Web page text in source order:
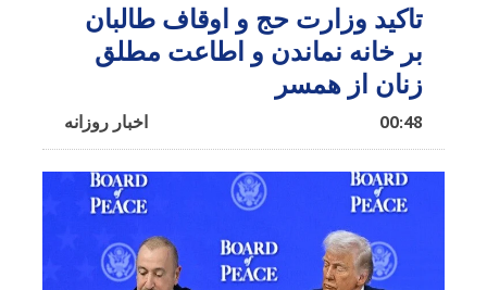
تاکید وزارت حج و اوقاف طالبان
بر خانه نماندن و اطاعت مطلق
زنان از همسر
اخبار روزانه 00:48